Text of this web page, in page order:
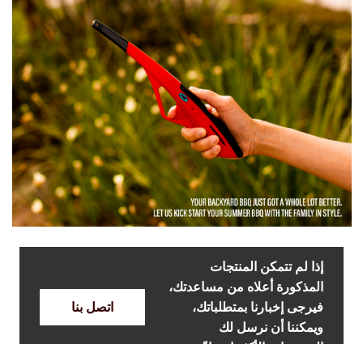
إذا لم تتمكن المنتجات
المذكورة أعلاه من مساعدتك،
فيرجى إخبارنا بمتطلباتك،
ويمكننا أن نرسل لك
اتصل بنا